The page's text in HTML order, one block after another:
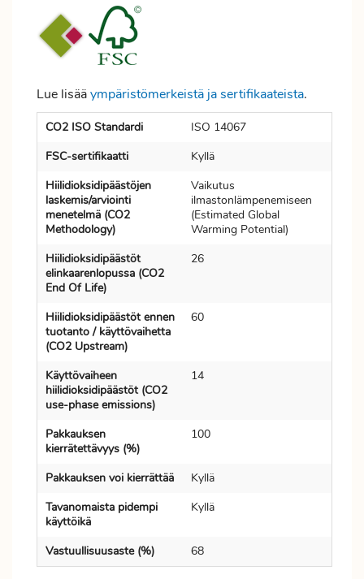
Lue lisääympäristömerkeistä ja sertifikaateista.
CO2 ISO Standardi
ISO 14067
FSC-sertifikaatti
Kyllä
Hiilidioksidipäästöjen
laskemis/arviointi
menetelmä (CO2
Methodology)
Vaikutus
ilmastonlämpenemiseen
(Estimated Global
Warming Potential)
Hiilidioksidipäästöt
elinkaarenlopussa (CO2
End Of Life)
26
Hiilidioksidipäästöt ennen
tuotanto / käyttövaihetta
(CO2 Upstream)
60
Käyttövaiheen
hiilidioksidipäästöt (CO2
use-phase emissions)
14
Pakkauksen
kierrätettävyys (%)
100
Pakkauksen voi kierrättää
Kyllä
Tavanomaista pidempi
käyttöikä
Kyllä
Vastuullisuusaste (%) 68